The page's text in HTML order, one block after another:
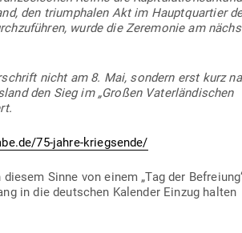
den tri­um­phalen Akt im Haupt­quartier
wurde die Zere­monie am
nicht am 8. Mai, sondern erst kurz
den Sieg im „Großen Vater­län­di­schen
75-jahre-kriegsende/
Sinne von einem „Tag der
in die deut­schen Kalender Einzug halten